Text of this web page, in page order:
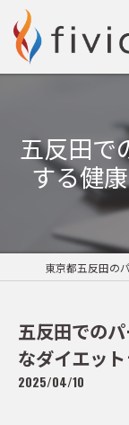
五反田で
する健
五反田での
なダイエッ
2025/04/10